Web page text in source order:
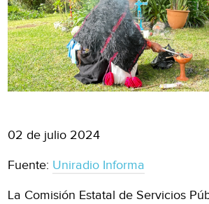
02 de julio 2024
Fuente: Uniradio Informa
La Comisión Estatal de Servicios